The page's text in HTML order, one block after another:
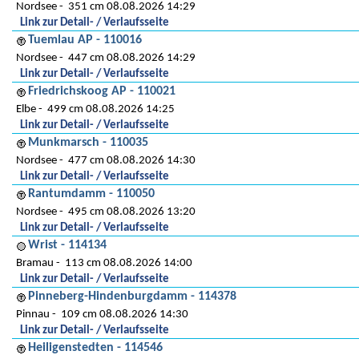
Nordsee
351 cm 08.08.2026 14:29
Link zur Detail- / Verlaufsseite
Tuemlau AP - 110016
Nordsee
447 cm 08.08.2026 14:29
Link zur Detail- / Verlaufsseite
Friedrichskoog AP - 110021
Elbe
499 cm 08.08.2026 14:25
Link zur Detail- / Verlaufsseite
Munkmarsch - 110035
Nordsee
477 cm 08.08.2026 14:30
Link zur Detail- / Verlaufsseite
Rantumdamm - 110050
Nordsee
495 cm 08.08.2026 13:20
Link zur Detail- / Verlaufsseite
Wrist - 114134
Bramau
113 cm 08.08.2026 14:00
Link zur Detail- / Verlaufsseite
Pinneberg-Hindenburgdamm - 114378
Pinnau
109 cm 08.08.2026 14:30
Link zur Detail- / Verlaufsseite
Heiligenstedten - 114546